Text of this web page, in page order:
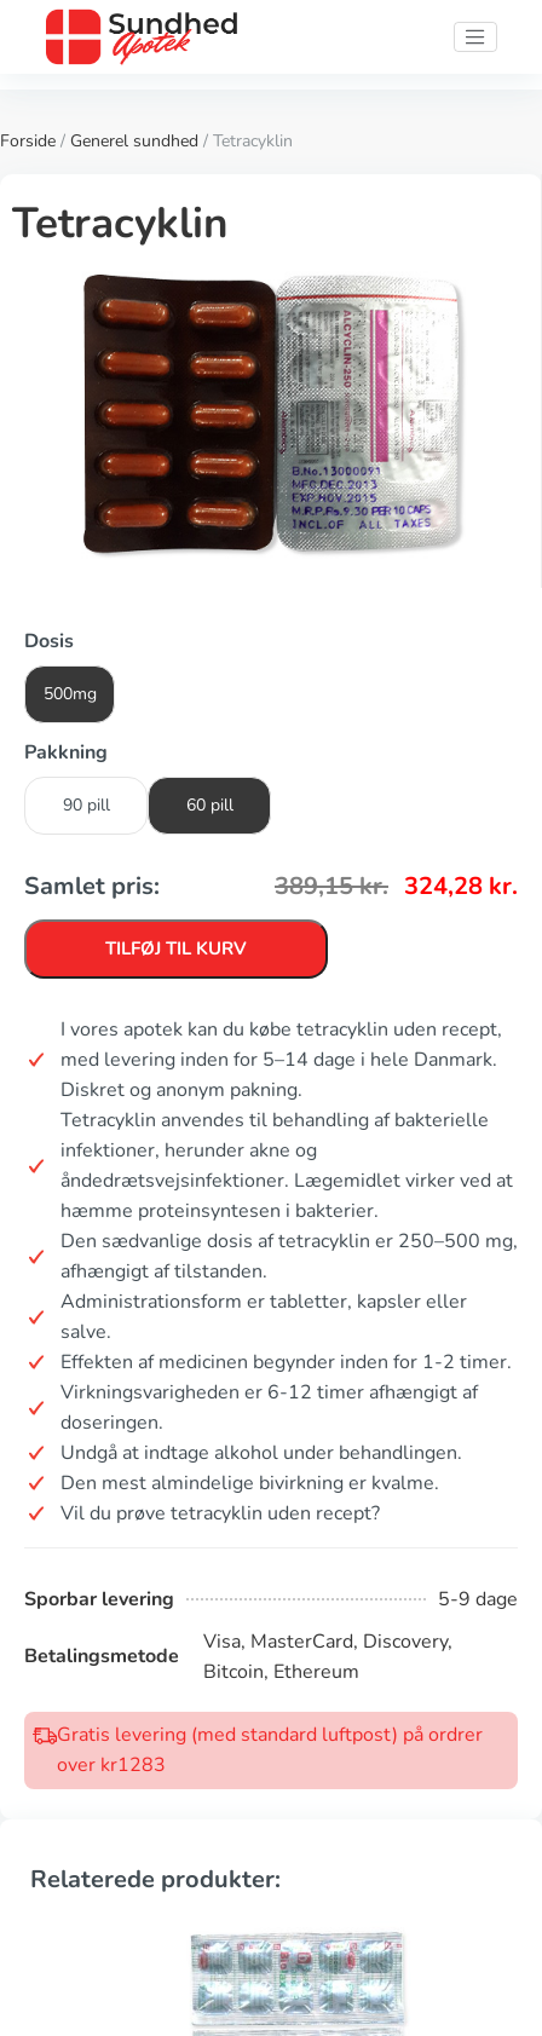
Forside / Generel sundhed / Tetracyklin
Tetracyklin
Dosis
500mg
Pakkning
90 pill 60 pill
Samlet pris: 389,15kr. 324,28 kr.
TILFØJ TIL KURV
I vores apotek kan du købe tetracyklin uden recept,
med levering inden for 5–14 dage i hele Danmark.
Diskret og anonym pakning.
Tetracyklin anvendes til behandling af bakterielle
infektioner, herunder akne og
åndedrætsvejsinfektioner. Lægemidlet virker ved at
hæmme proteinsyntesen i bakterier.
Den sædvanlige dosis af tetracyklin er 250–500 mg,
afhængigt af tilstanden.
Administrationsform er tabletter, kapsler eller
salve.
Effekten af medicinen begynder inden for 1-2 timer.
Virkningsvarigheden er 6-12 timer afhængigt af
doseringen.
Undgå at indtage alkohol under behandlingen.
Den mest almindelige bivirkning er kvalme.
Vil du prøve tetracyklin uden recept?
Sporbar levering 5-9 dage
Betalingsmetode
Visa, MasterCard, Discovery,
Bitcoin, Ethereum
Gratis levering (med standard luftpost) på ordrer
over kr1283
Relaterede produkter: